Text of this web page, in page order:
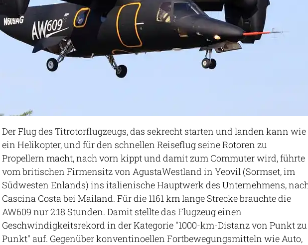
Der Flug des Titrotorflugzeugs, das sekrecht starten und landen kann wie
ein Helikopter, und für den schnellen Reiseflug seine Rotoren zu
Propellern macht, nach vorn kippt und damit zum Commuter wird, führte
vom britischen Firmensitz von AgustaWestland in Yeovil (Sormset, im
Südwesten Enlands) ins italienische Hauptwerk des Unternehmens,
Cascina Costa bei Mailand. Für die 1161 km lange Strecke brauchte die
AW609 nur 2:18 Stunden. Damit stellte das Flugzeug einen
Geschwindigkeitsrekord in der Kategorie "1000-km-Distanz von Punkt zu
Punkt" auf. Gegenüber konventinoellen Fortbewegungsmitteln wie Auto,